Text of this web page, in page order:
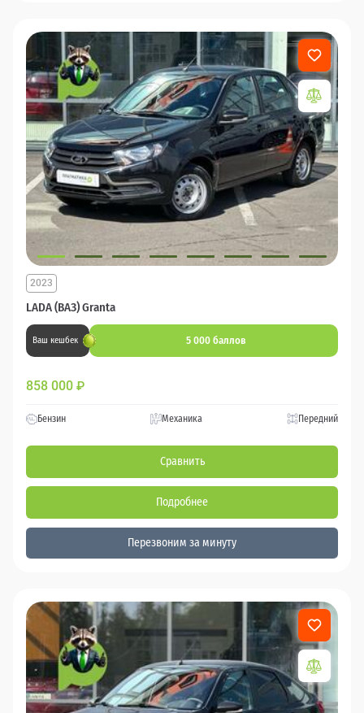
LADA (ВАЗ) Granta
2023
Ваш кешбек 5 000 баллов
858 000 ₽
Бензин Механика Передний
Сравнить
Подробнее
Перезвоним за минуту